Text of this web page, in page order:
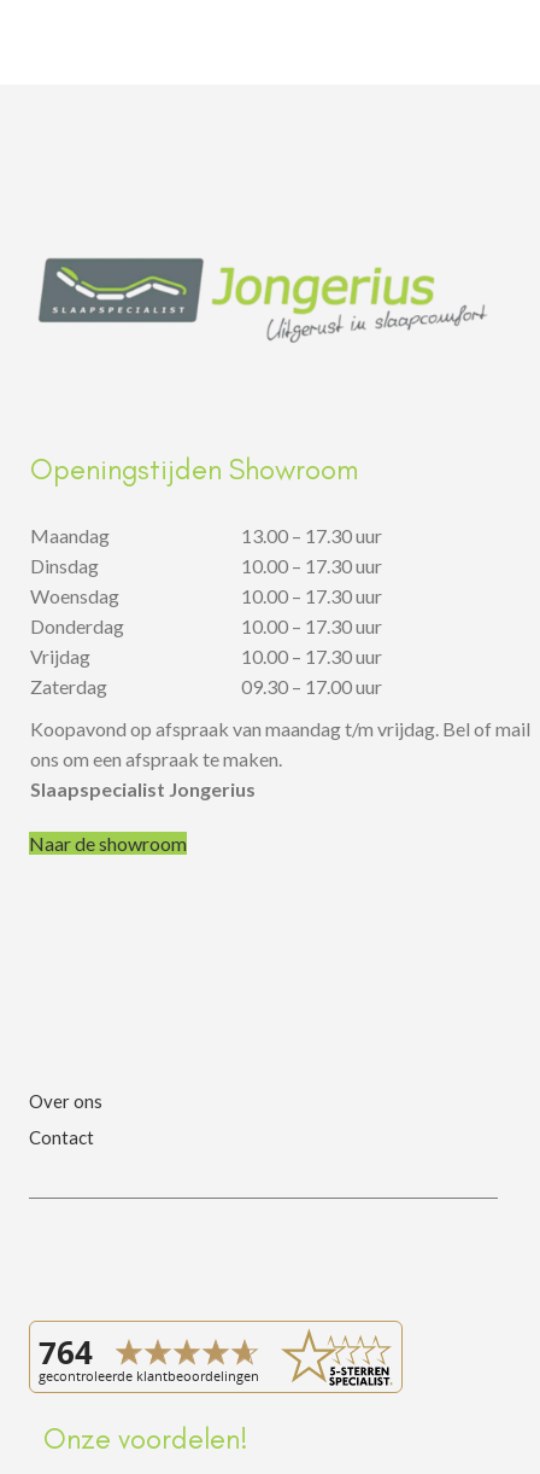
Openingstijden Showroom
Maandag
Dinsdag
Woensdag
Donderdag
Vrijdag
Zaterdag
13.00 – 17.30 uur
10.00 – 17.30 uur
10.00 – 17.30 uur
10.00 – 17.30 uur
10.00 – 17.30 uur
09.30 – 17.00 uur
Koopavond op afspraak van maandag t/m vrijdag. Bel of mail
ons om een afspraak te maken.
Slaapspecialist Jongerius
Naar de showroom
Over ons
Contact
Onze voordelen!